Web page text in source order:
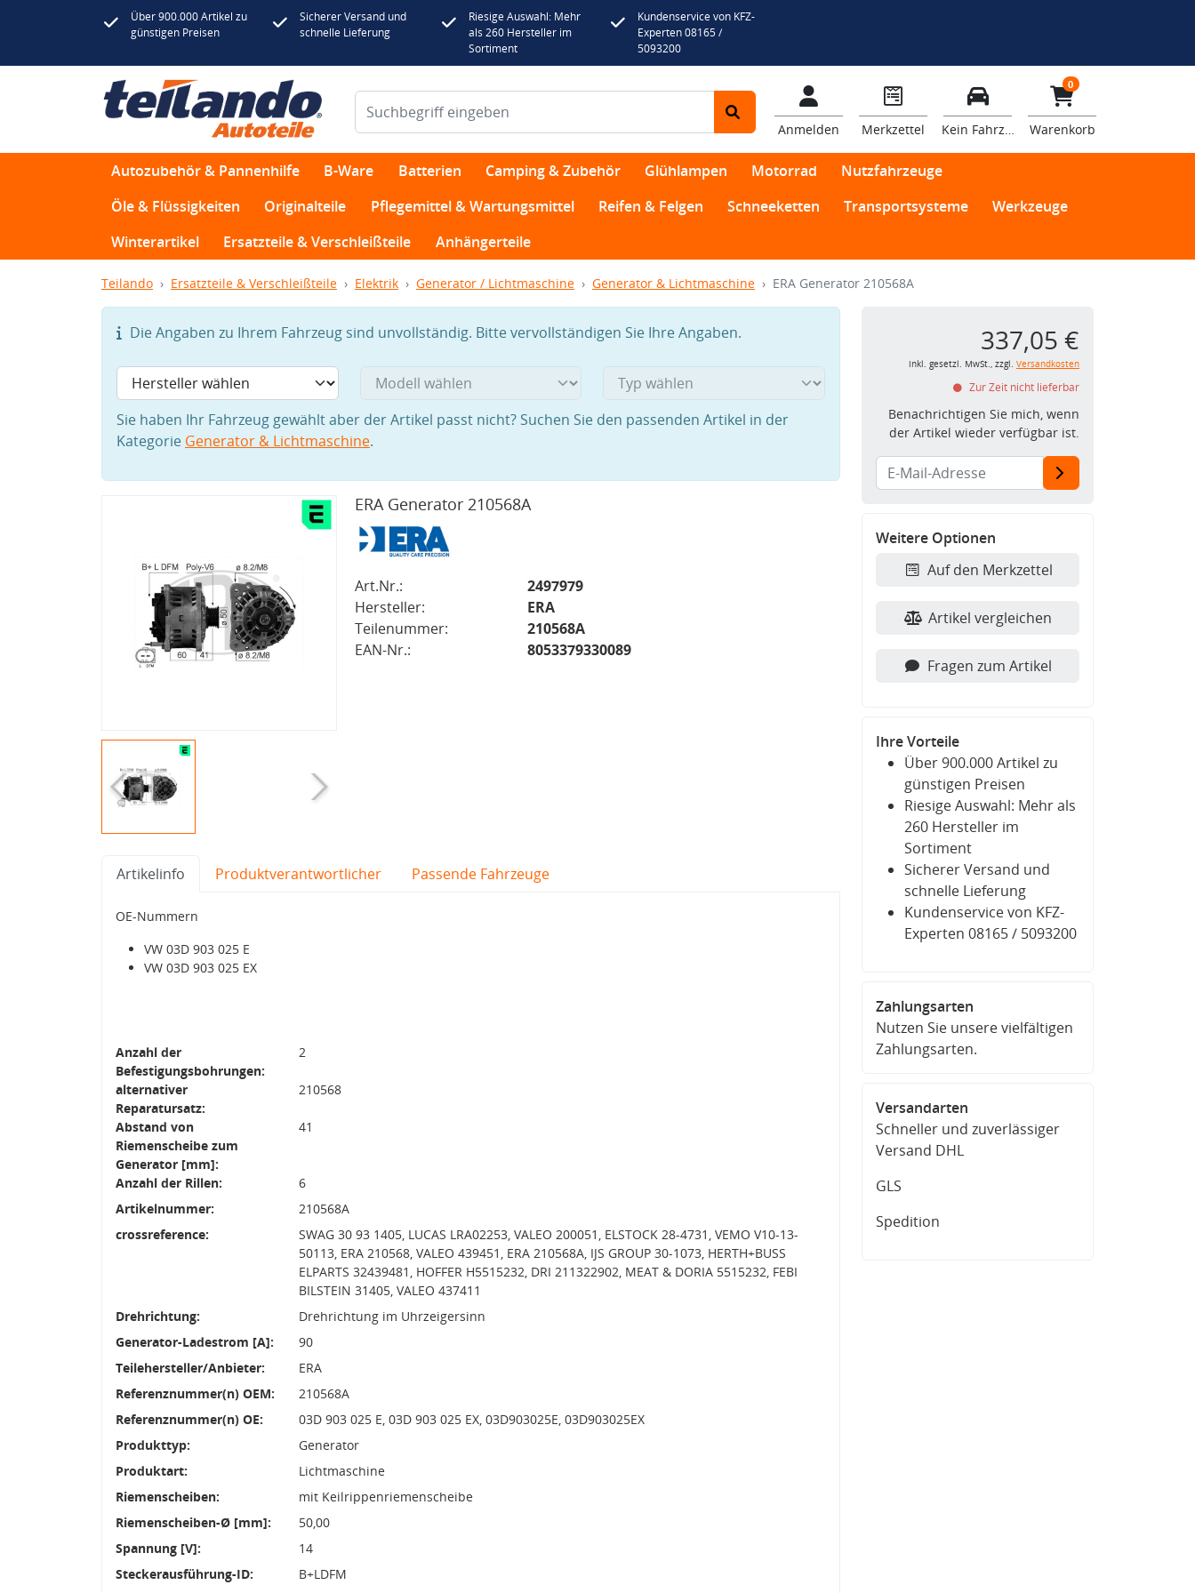
Über 900.000 Artikel zu
günstigen Preisen
Sicherer Versand und
schnelle Lieferung
Riesige Auswahl: Mehr
als 260 Hersteller im
Sortiment
Kundenservice von KFZ-
Experten 08165 /
5093200
Anmelden Merkzettel Kein Fahrzeug
0
Warenkorb
Autozubehör & Pannenhilfe B-Ware Batterien Camping & Zubehör Glühlampen Motorrad
Nutzfahrzeuge
Öle & Flüssigkeiten
Originalteile Pflegemittel & Wartungsmittel Reifen & Felgen Schneeketten Transportsysteme
Werkzeuge
Winterartikel
Ersatzteile & Verschleißteile Anhängerteile
Teilando Ersatzteile & Verschleißteile Elektrik Generator / Lichtmaschine Generator & Lichtmaschine ERA Generator 210568A
Die Angaben zu Ihrem Fahrzeug sind unvollständig. Bitte vervollständigen Sie Ihre Angaben.
Sie haben Ihr Fahrzeug gewählt aber der Artikel passt nicht? Suchen Sie den passenden Artikel in der
Kategorie Generator & Lichtmaschine.
ERA Generator 210568A
Art.Nr.:
2497979
Hersteller:
ERA
Teilenummer:
210568A
EAN-Nr.:
8053379330089
Artikelinfo Produktverantwortlicher Passende Fahrzeuge
OE-Nummern
VW 03D 903 025 E
VW 03D 903 025 EX
Anzahl der
Befestigungsbohrungen:
2
alternativer
Reparatursatz:
210568
Abstand von
Riemenscheibe zum
Generator [mm]:
41
Anzahl der Rillen:
6
Artikelnummer:
210568A
crossreference:
SWAG 30 93 1405, LUCAS LRA02253, VALEO 200051, ELSTOCK 28-4731, VEMO V10-13-
50113, ERA 210568, VALEO 439451, ERA 210568A, IJS GROUP 30-1073, HERTH+BUSS
ELPARTS 32439481, HOFFER H5515232, DRI 211322902, MEAT & DORIA 5515232, FEBI
BILSTEIN 31405, VALEO 437411
Drehrichtung:
Drehrichtung im Uhrzeigersinn
Generator-Ladestrom [A]:
90
Teilehersteller/Anbieter:
ERA
Referenznummer(n) OEM:
210568A
Referenznummer(n) OE:
03D 903 025 E, 03D 903 025 EX, 03D903025E, 03D903025EX
Produkttyp:
Generator
Produktart:
Lichtmaschine
Riemenscheiben:
mit Keilrippenriemenscheibe
Riemenscheiben-Ø [mm]:
50,00
Spannung [V]:
14
Steckerausführung-ID:
B+LDFM
337,05 €
inkl. gesetzl. MwSt., zzgl. Versandkosten
Zur Zeit nicht lieferbar
Benachrichtigen Sie mich, wenn
der Artikel wieder verfügbar ist.
Weitere Optionen
Auf den Merkzettel
Artikel vergleichen
Fragen zum Artikel
Ihre Vorteile
Über 900.000 Artikel zu
günstigen Preisen
Riesige Auswahl: Mehr als
260 Hersteller im
Sortiment
Sicherer Versand und
schnelle Lieferung
Kundenservice von KFZ-
Experten 08165 / 5093200
Zahlungsarten
Nutzen Sie unsere vielfältigen
Zahlungsarten.
Versandarten
Schneller und zuverlässiger
Versand DHL
GLS
Spedition